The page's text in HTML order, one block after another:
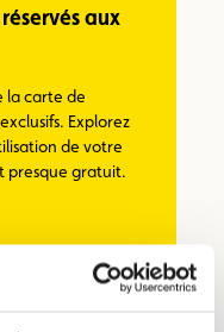
aux
la carte de
Explorez
de votre
presque gratuit.